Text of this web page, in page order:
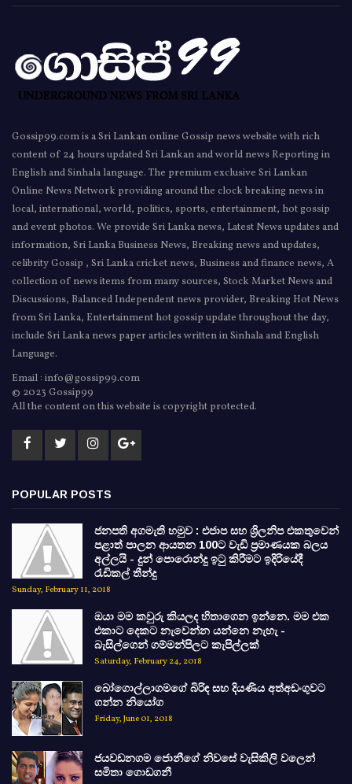
Gossip99.com is a Sri Lankan online Gossip news website with rich
content of 24 hours updated Sri Lankan and world news Reporting in
English and Sinhala language. The premium exclusive Sri Lankan
Online News Network providing around the clock breaking news in
local, international, world, politics, sports, entertainment, hot gossip
and event photos. We provide Sri Lanka news, Latest News updates and
information, Sri Lanka Business News, Breaking news and updates,
celibrity Gossip , Sri Lanka cricket news, Business and finance news, A
collection of news items from many sources, Stock Market News and
Discussions, Balanced Independent news provider, Breaking Hot News
from Sri Lanka, Entertainment hot gossip update throughout the day,
include Sri Lanka news paper articles written in Sinhala and English
Language.
Email : info@gossip99.com
© 2023 Gossip99
All the content on this website is copyright protected.
POPULAR POSTS
ජනපති අගමැති හමුව : එජාප සහ ශ්‍රිලනිප එකතුවෙන්
පළාත් පාලන ආයතන 100ට වැඩි ප්‍රමාණයක බලය
අල්ලයි - දුන් පොරොන්දු ඉටු කිරීමට ඉදිරියේදී
රැඩිකල් තීන්දු
Sunday, February 11, 2018
ඔයා මම කවුරු කියලද හිතාගෙන ඉන්නෙ. මම එක
එකාට දෙකට නැවෙන්න යන්නෙ නැහැ -
බැසිල්ගෙන් ගම්මන්පිලට කැපිල්ලක්
Saturday, February 24, 2018
බෝගොල්ලාගමගේ බිරිඳ සහ දියණිය අත්අඩංගුවට
ගන්න නියෝග
Friday, June 01, 2018
ජයවඩනගම ජොනීගේ නිවසේ වැසිකිලි වලෙන්
සමිතා ගොඩගනී